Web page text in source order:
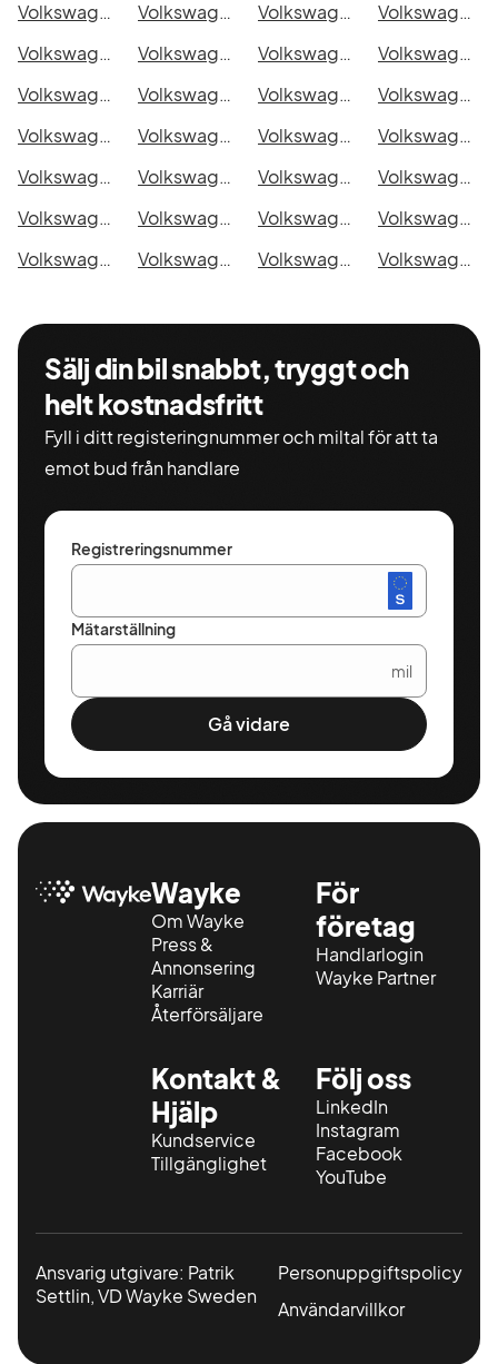
Volkswagen Grand California 600 i Eskilstuna
Volkswagen Grand California 600 i Kalmar Volkswagen Grand California 600 i Karlskrona
Volkswagen Grand California 600 i Karlstad
Volkswagen Grand California 600 i Kristianstad
Volkswagen Grand California 600 i Sundsvall Volkswagen Grand California 600 i Umeå
Volkswagen Grand California 600 i Varberg
Volkswagen Grand California 600 i Borås
Volkswagen Grand California 600 i Falkenberg Volkswagen Grand California 600 i Gävle
Volkswagen Grand California 600 i Luleå
Volkswagen Grand California 600 i Lund
Volkswagen Grand California 600 i Mönsterås Volkswagen Grand California 600 i Uddevalla
Volkswagen Grand California 600 i Västervik
Volkswagen Grand California 600 i Ystad
Volkswagen Grand California 600 i Östersund Volkswagen Grand California 600 i Borlänge
Volkswagen Grand California 600 i Kiruna
Volkswagen Grand California 600 i Nyköping
Volkswagen Grand California 600 i Oskarshamn Volkswagen Grand California 600 i Sigtuna
Volkswagen Grand California 600 i Skellefteå
Volkswagen Grand California 600 i Skövde
Volkswagen Grand California 600 i Trollhättan Volkswagen Grand California 600 i Alingsås Volkswagen Grand California 600 i Båstad
Sälj din bil snabbt, tryggt och
helt kostnadsfritt
Fyll i ditt registeringnummer och miltal för att ta
emot bud från handlare
Registreringsnummer
Mätarställning
mil
Gå vidare
Wayke
Om Wayke
Press &
Annonsering
Karriär
Återförsäljare
För
företag
Handlarlogin
Wayke Partner
Kontakt &
Hjälp
Kundservice
Tillgänglighet
Följ oss
LinkedIn
Instagram
Facebook
YouTube
Ansvarig utgivare: Patrik
Settlin, VD Wayke Sweden
Personuppgiftspolicy
Användarvillkor